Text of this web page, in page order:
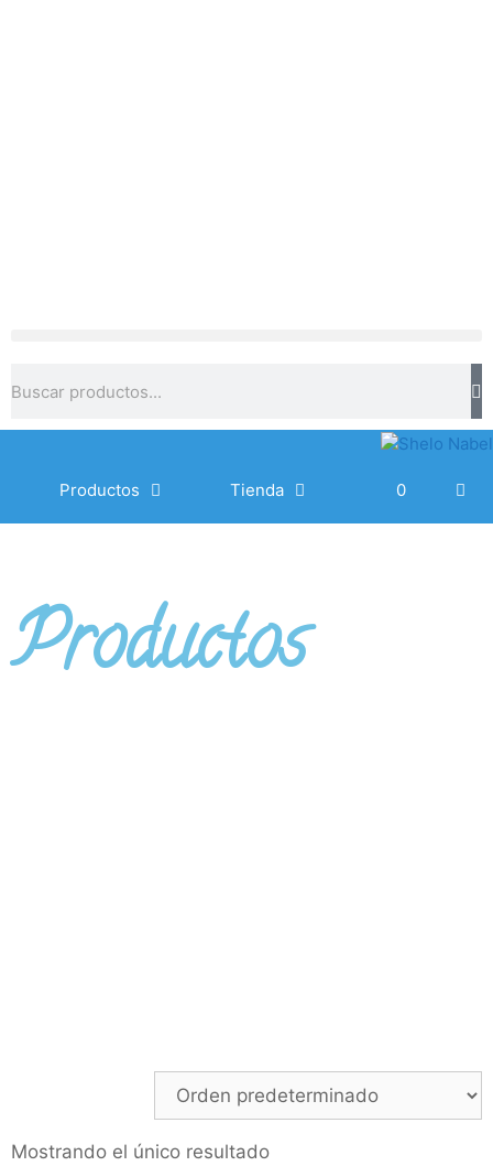
Productos Tienda 0
Productos
Mostrando el único resultado